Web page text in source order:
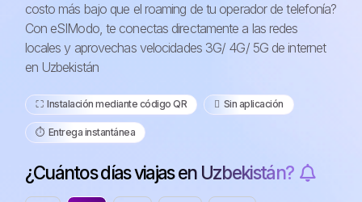
costo más bajo que el roaming de tu operador de telefonía?
Con eSIModo, te conectas directamente a las redes
locales y aprovechas velocidades 3G/ 4G/ 5G de internet
en Uzbekistán
⛶️️ Instalación mediante código QR ️ Sin aplicación
⏱️️ Entrega instantánea
¿Cuántos días viajas en Uzbekistán?